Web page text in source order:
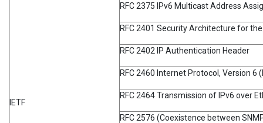
IETF
RFC 2375 IPv6 Multicast Address
RFC 2401 Security Architecture for
RFC 2402 IP Authentication Header
RFC 2460 Internet Protocol, Version 6
RFC 2464 Transmission of IPv6 over
RFC 2576 (Coexistence between